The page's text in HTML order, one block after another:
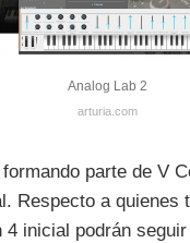
Analog Lab 2
arturia.com
parte de V
Respecto a quienes
4 inicial podrán